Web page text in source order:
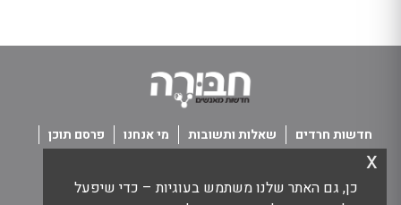
כן, גם האתר שלנו משתמש בעוגיות – כדי שיפעל
x
חדשות חרדים שאלות ותשובות מי אנחנו
פרסם תוכן